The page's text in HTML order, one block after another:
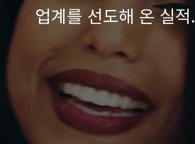
업계를 선도해 온 실적.